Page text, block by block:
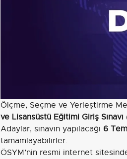
Ölçme, Seçme ve Yerleştirme
ve Lisansüstü Eğitimi Giriş Sınavı
Adaylar, sınavın yapılacağı 6
tamamlayabilirler.
ÖSYM’nin resmi internet